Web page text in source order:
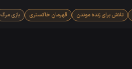
تلاش برای زنده موندن قهرمانِ خاکستری بازی مرگ